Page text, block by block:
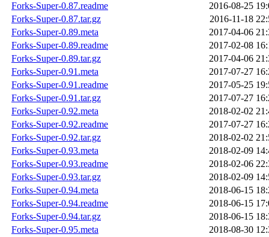
Forks-Super-0.87.readme
2016-08-25
Forks-Super-0.87.tar.gz
2016-11-18
Forks-Super-0.89.meta
2017-04-06
Forks-Super-0.89.readme
2017-02-08
Forks-Super-0.89.tar.gz
2017-04-06
Forks-Super-0.91.meta
2017-07-27
Forks-Super-0.91.readme
2017-05-25
Forks-Super-0.91.tar.gz
2017-07-27
Forks-Super-0.92.meta
2018-02-02
Forks-Super-0.92.readme
2017-07-27
Forks-Super-0.92.tar.gz
2018-02-02
Forks-Super-0.93.meta
2018-02-09
Forks-Super-0.93.readme
2018-02-06
Forks-Super-0.93.tar.gz
2018-02-09
Forks-Super-0.94.meta
2018-06-15
Forks-Super-0.94.readme
2018-06-15
Forks-Super-0.94.tar.gz
2018-06-15
Forks-Super-0.95.meta
2018-08-30